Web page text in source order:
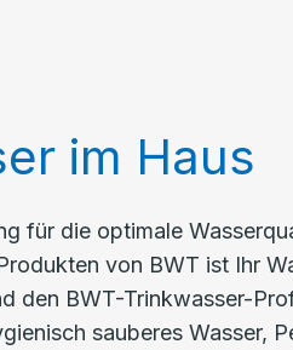
im Haus
für die optimale
von BWT ist Ihr
den BWT-Trinkwasser-
sauberes Wasser,